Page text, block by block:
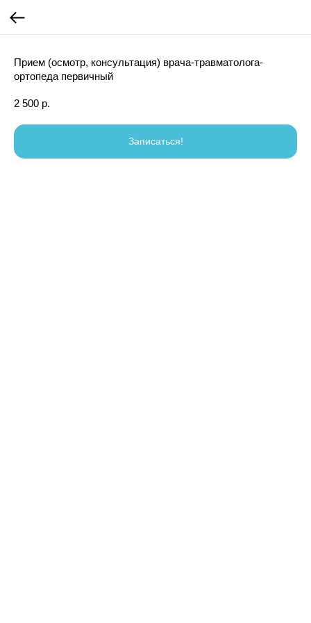
Прием (осмотр, консультация) врача-травматолога-
ортопеда первичный
2 500 р.
Записаться!